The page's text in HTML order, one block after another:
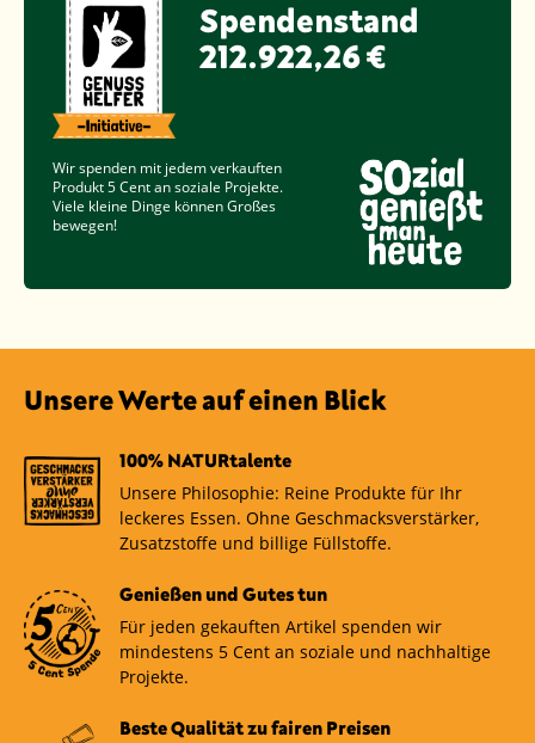
Spendenstand
212.922,26 €
Wir spenden mit jedem verkauften
Produkt5 Centan soziale Projekte.
Viele kleine Dinge können Großes
bewegen!
Unsere Werte auf einen Blick
100% NATURtalente
Unsere Philosophie: Reine Produkte für Ihr
leckeres Essen. Ohne Geschmacksverstärker,
Zusatzstoffe und billige Füllstoffe.
Genießen und Gutes tun
Für jeden gekauften Artikel spenden wir
mindestens 5 Cent an soziale und nachhaltige
Projekte.
Beste Qualität zu fairen Preisen